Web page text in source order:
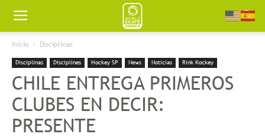
Worldskate
America
Inicio Disciplinas
Disciplinas Disciplines Hockey SP News Noticias Rink Kockey
CHILE ENTREGA PRIMEROS
CLUBES EN DECIR:
PRESENTE